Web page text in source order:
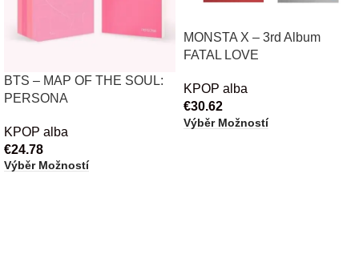
BTS – MAP OF THE SOUL:
PERSONA
KPOP alba
€24.78
Výběr Možností
MONSTA X – 3rd Album
FATAL LOVE
KPOP alba
€30.62
Výběr Možností